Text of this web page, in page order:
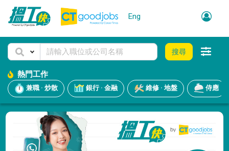
Eng
搜尋
熱門工作
兼職 · 炒散 銀行 · 金融 維修 · 地盤 侍應